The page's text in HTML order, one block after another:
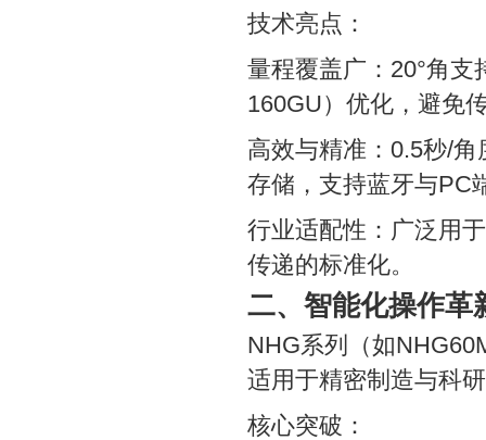
技术亮点：
量程覆盖广：20°角支
160GU）优化，避免
高效与精准：0.5秒/
存储，支持蓝牙与PC
行业适配性：广泛用
传递的标准化。
二、智能化操作革
NHG系列（如
适用于精密制造与科
核心突破：